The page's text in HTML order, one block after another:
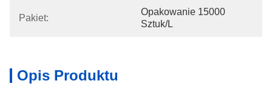
Pakiet:
Opakowanie 15000
Sztuk/l
Opis Produktu